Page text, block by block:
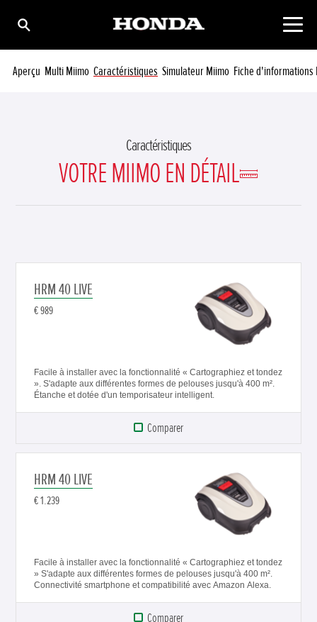
Aperçu Multi Miimo Caractéristiques Simulateur Miimo Fiche
Caractéristiques
VOTRE MIIMO EN DÉTAIL
HRM 40 LIVE
€ 989
Facile à installer avec la fonctionnalité « Cartographiez et tondez
». S'adapte aux différentes formes de pelouses jusqu'à 400 m².
Étanche et dotée d'un temporisateur intelligent.
Comparer
HRM 40 LIVE
€ 1.239
Facile à installer avec la fonctionnalité « Cartographiez et tondez
» S'adapte aux différentes formes de pelouses jusqu'à 400 m².
Connectivité smartphone et compatibilité avec Amazon Alexa.
Comparer